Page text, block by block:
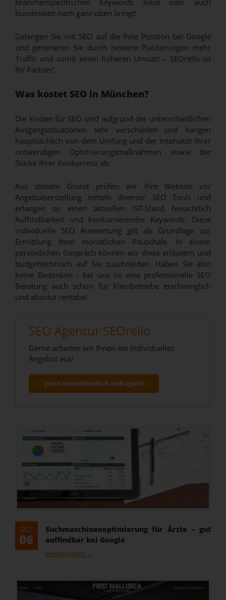
branchenspezifischen Keywords lokal oder auch
bundesweit nach ganz oben bringt!
Gelangen Sie mit SEO auf die Pole Position bei Google
und generieren Sie durch bessere Platzierungen mehr
Traffic und somit einen höheren Umsatz – SEOrello ist
Ihr Partner!
Was kostet SEO in München?
Die Kosten für SEO sind aufgrund der unterschiedlichen
Ausgangssituationen sehr verschieden und hängen
hauptsächlich von dem Umfang und der Intensität Ihrer
notwendigen Optimierungsmaßnahmen sowie der
Stärke Ihrer Konkurrenz ab.
Aus diesem Grund prüfen wir Ihre Website vor
Angebotserstellung mittels diverser SEO Tools und
erlangen so einen aktuellen IST-Stand hinsichtlich
Auffindbarkeit und konkurrierender Keywords. Diese
individuelle SEO Auswertung gilt als Grundlage zur
Ermittlung Ihrer monatlichen Pauschale. In einem
persönlichen Gespräch können wir diese erläutern und
budgettechnisch auf Sie zuschneiden. Haben Sie also
keine Bedenken - bei uns ist eine professionelle SEO
Beratung auch schon für Kleinbetriebe erschwinglich
und absolut rentabel.
SEO Agentur SEOrello
Gerne arbeiten wir Ihnen ein individuelles
Angebot aus!
Jetzt unverbindlich anfragen!
DEZ
06
Suchmaschinenoptimierung für Ärzte – gut
auffindbar bei Google
Weiterlesen …
–